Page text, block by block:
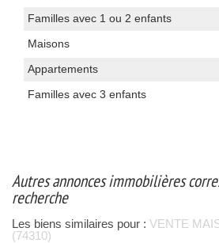
Familles avec 1 ou 2 enfants
Maisons
Appartements
Familles avec 3 enfants
autres annonces immobilières correspondant à votre
recherche
Les biens similaires pour : VENTE
(74310)